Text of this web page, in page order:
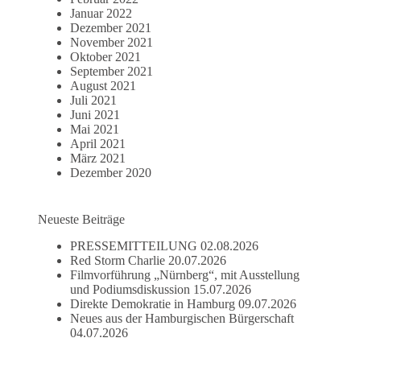
Januar 2022
Dezember 2021
November 2021
Oktober 2021
September 2021
August 2021
Juli 2021
Juni 2021
Mai 2021
April 2021
März 2021
Dezember 2020
Neueste Beiträge
PRESSEMITTEILUNG 02.08.2026
Red Storm Charlie 20.07.2026
Filmvorführung „Nürnberg“, mit Ausstellung
und Podiumsdiskussion 15.07.2026
Direkte Demokratie in Hamburg 09.07.2026
Neues aus der Hamburgischen Bürgerschaft
04.07.2026